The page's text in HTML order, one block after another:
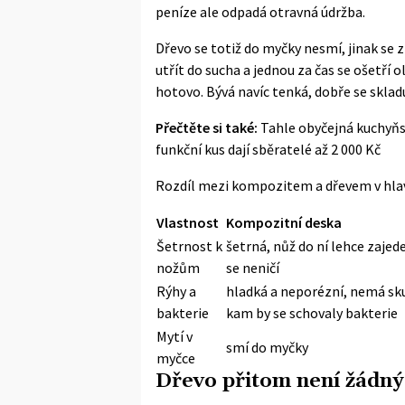
peníze ale odpadá otravná údržba.
Dřevo se totiž do myčky nesmí, jinak se
utřít do sucha a jednou za čas se ošetří
hotovo. Bývá navíc tenká, dobře se
Přečtěte si také: Tahle obyčejná
funkční kus dají sběratelé až 2 000 Kč
Rozdíl mezi kompozitem a dřevem v
Vlastnost Kompozitní deska
Šetrnost k
nožům
šetrná, nůž do ní lehce
se neničí
Rýhy a
bakterie
hladká a neporézní, nemá
kam by se schovaly bakterie
Mytí v
myčce
smí do myčky
Dřevo přitom není